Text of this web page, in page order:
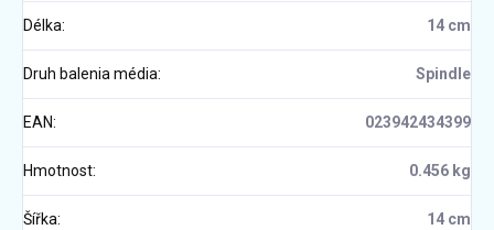
Délka: 14 cm
Druh balenia média: Spindle
EAN: 023942434399
Hmotnost: 0.456 kg
Šířka: 14 cm